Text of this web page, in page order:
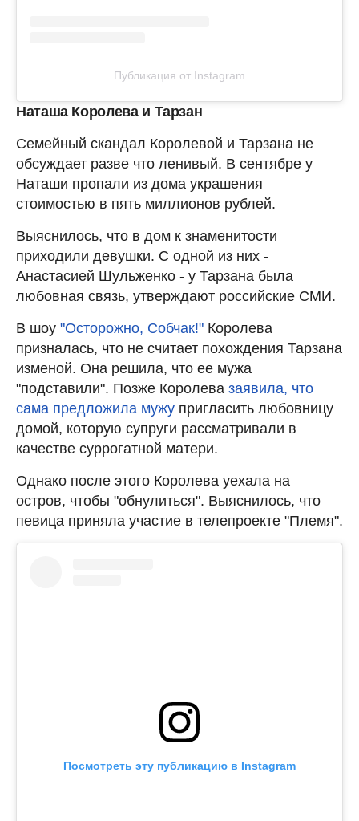
Публикация от Instagram
Наташа Королева и Тарзан
Семейный скандал Королевой и Тарзана не
обсуждает разве что ленивый. В сентябре у
Наташи пропали из дома украшения
стоимостью в пять миллионов рублей.
Выяснилось, что в дом к знаменитости
приходили девушки. С одной из них -
Анастасией Шульженко - у Тарзана была
любовная связь, утверждают российские СМИ.
В шоу "Осторожно, Собчак!" Королева
призналась, что не считает похождения Тарзана
изменой. Она решила, что ее мужа
"подставили". Позже Королева заявила, что
сама предложила мужу пригласить любовницу
домой, которую супруги рассматривали в
качестве суррогатной матери.
Однако после этого Королева уехала на
остров, чтобы "обнулиться". Выяснилось, что
певица приняла участие в телепроекте "Племя".
Посмотреть эту публикацию в Instagram